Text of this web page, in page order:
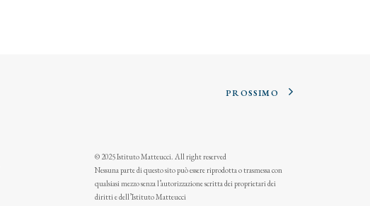
PROSSIMO
© 2025 Istituto Matteucci. All right reserved
Nessuna parte di questo sito può essere riprodotta o trasmessa con
qualsiasi mezzo senza l’autorizzazione scritta dei proprietari dei
diritti e dell’Istituto Matteucci